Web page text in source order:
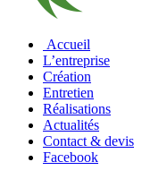
Accueil
L’entreprise
Création
Entretien
Réalisations
Actualités
Contact & devis
Facebook